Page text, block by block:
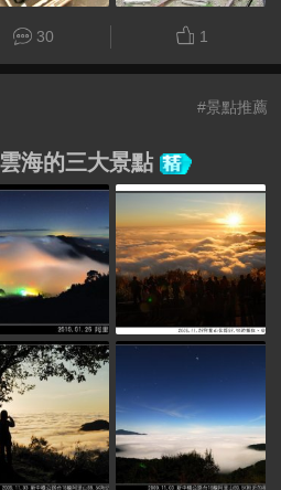
30 1
#景點推薦
海的三大景點